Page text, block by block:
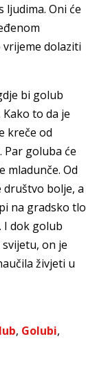
Oni će
vrijeme dolaziti
bi golub
to da je
kreče od
goluba će
mladunče. Od
bolje, a
na gradsko tlo
I dok golub
on je
živjeti u
, Golubi,